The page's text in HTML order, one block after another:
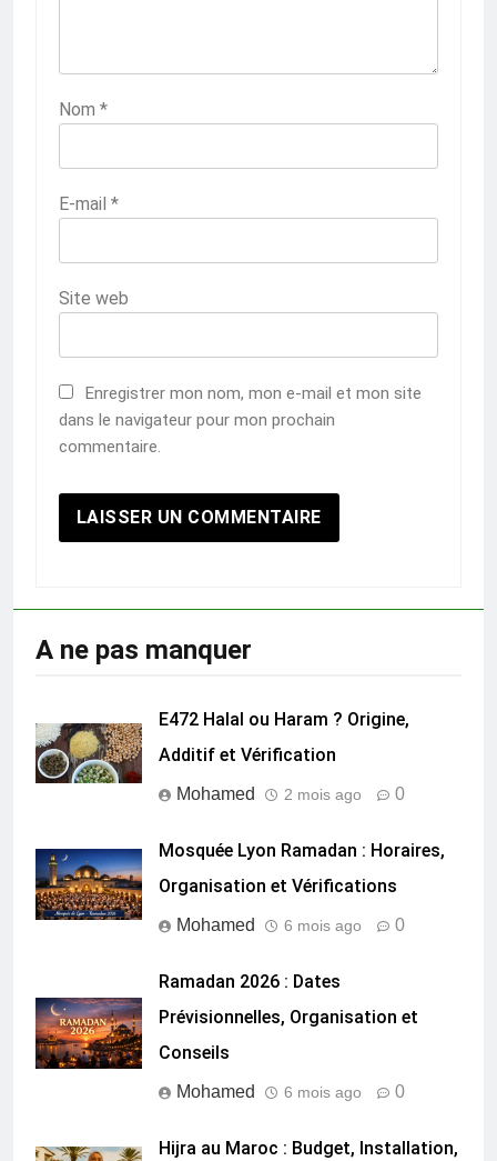
Nom *
E-mail *
Site web
Enregistrer mon nom, mon e-mail et mon site
dans le navigateur pour mon prochain
commentaire.
E472 Halal ou Haram ? Origine,
Additif et Vérification
Mohamed 2 mois ago 0
Mosquée Lyon Ramadan : Horaires,
Organisation et Vérifications
Mohamed 6 mois ago 0
Ramadan 2026 : Dates
Prévisionnelles, Organisation et
Conseils
Mohamed 6 mois ago 0
Hijra au Maroc : Budget, Installation,